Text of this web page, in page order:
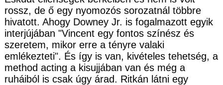
rossz, de ő egy nyomozós sorozatnál többre
hivatott. Ahogy Downey Jr. is fogalmazott egyik
interjújában "Vincent egy fontos színész és
szeretem, mikor erre a tényre valaki
emlékezteti". És így is van, kivételes tehetség, a
method acting a kisujjában van és még a
ruháiból is csak úgy árad. Ritkán látni egy